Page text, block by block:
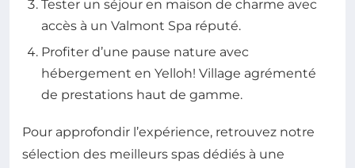
Tester un séjour en maison de charme avec
accès à un Valmont Spa réputé.
Profiter d’une pause nature avec
hébergement en Yelloh! Village agrémenté
de prestations haut de gamme.
Pour approfondir l’expérience, retrouvez notre
sélection des meilleurs spas dédiés à une